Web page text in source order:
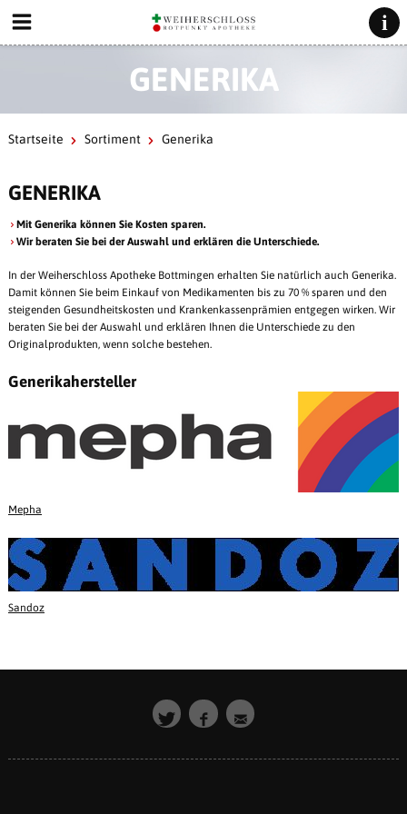
GENERIKA
Startseite Sortiment Generika
GENERIKA
Mit Generika können Sie Kosten sparen.
Wir beraten Sie bei der Auswahl und erklären die Unterschiede.
In der Weiherschloss Apotheke Bottmingen erhalten Sie natürlich auch Generika.
Damit können Sie beim Einkauf von Medikamenten bis zu 70 % sparen und den
steigenden Gesundheitskosten und Krankenkassenprämien entgegen wirken. Wir
beraten Sie bei der Auswahl und erklären Ihnen die Unterschiede zu den
Originalprodukten, wenn solche bestehen.
Generikahersteller
Mepha
Sandoz